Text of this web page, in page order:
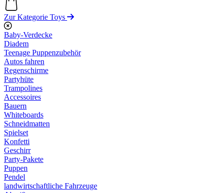
Zur Kategorie Toys
Baby-Verdecke
Diadem
Teenage Puppenzubehör
Autos fahren
Regenschirme
Partyhüte
Trampolines
Accessoires
Bauern
Whiteboards
Schneidmatten
Spielset
Konfetti
Geschirr
Party-Pakete
Puppen
Pendel
landwirtschaftliche Fahrzeuge